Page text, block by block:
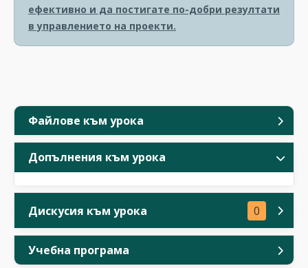
Файлове към урока
Допълнения към урока
Дискусия към урока 0
Учебна програма
ефективно и да постигате по-добри резултати
в управлението на проекти.